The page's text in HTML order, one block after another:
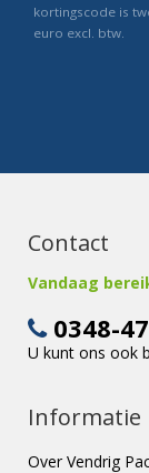
kortingscode is
euro excl. btw.
Contact
Vandaag
0348-
U kunt ons ook
Informatie
Over Vendrig